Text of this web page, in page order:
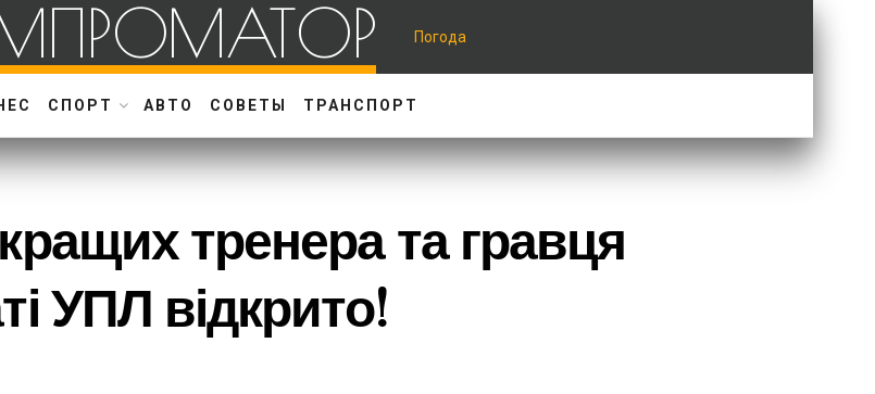
Погода
СПОРТ АВТО СОВЕТЫ ТРАНСПОРТ
тренера та гравця
УПЛ відкрито!